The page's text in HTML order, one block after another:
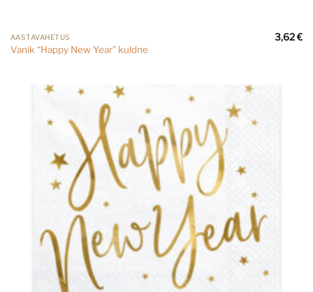
AASTAVAHETUS
Vanik “Happy New Year” kuldne
3,62€